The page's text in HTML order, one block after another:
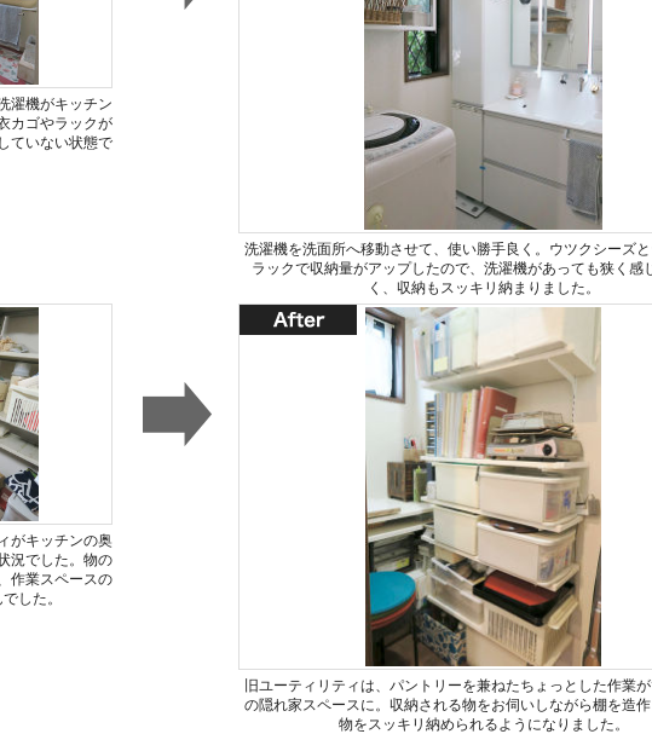
濯機がキッチン
カゴやラックが
ていない状態で
洗濯機を洗面所へ移動させて、使い勝手良く。ウツクシーズ
ラックで収納量がアップしたので、洗濯機があっても狭く感
く、収納もスッキリ納まりました。
がキッチンの奥
況でした。物の
作業スペースの
した。
旧ユーティリティは、パントリーを兼ねたちょっとした作業
の隠れ家スペースに。収納される物をお伺いしながら棚を造作
物をスッキリ納められるようになりました。